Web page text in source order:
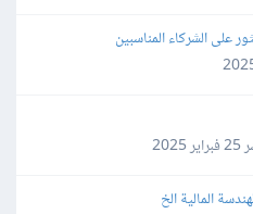
على الشركاء المناسبين
25 فبراير 2025
المالية الخ